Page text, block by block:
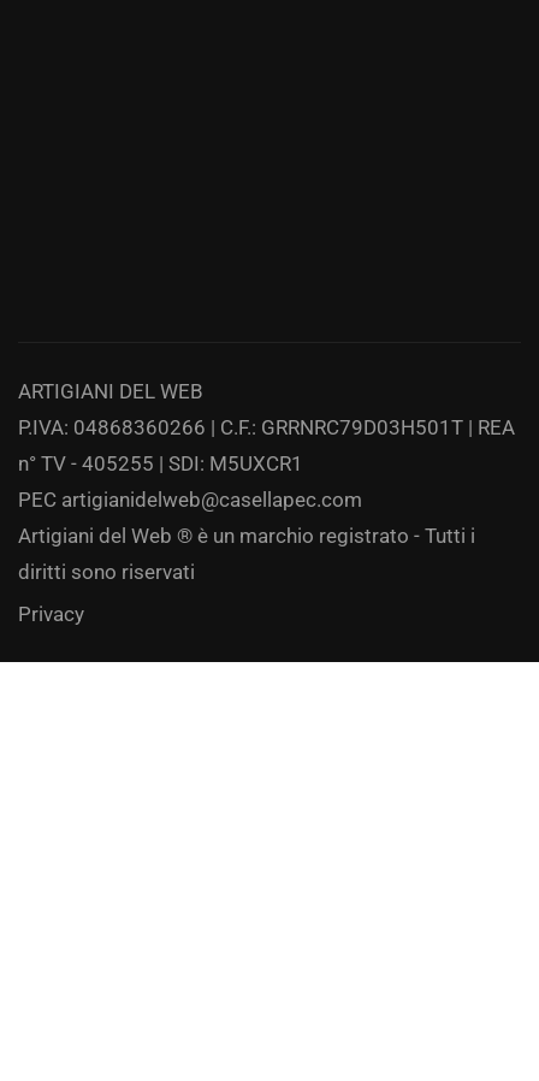
ARTIGIANI DEL WEB
P.IVA: 04868360266 | C.F.: GRRNRC79D03H501T | REA
n° TV - 405255 | SDI: M5UXCR1
PEC artigianidelweb@casellapec.com
Artigiani del Web ® è un marchio registrato - Tutti i
diritti sono riservati
Privacy